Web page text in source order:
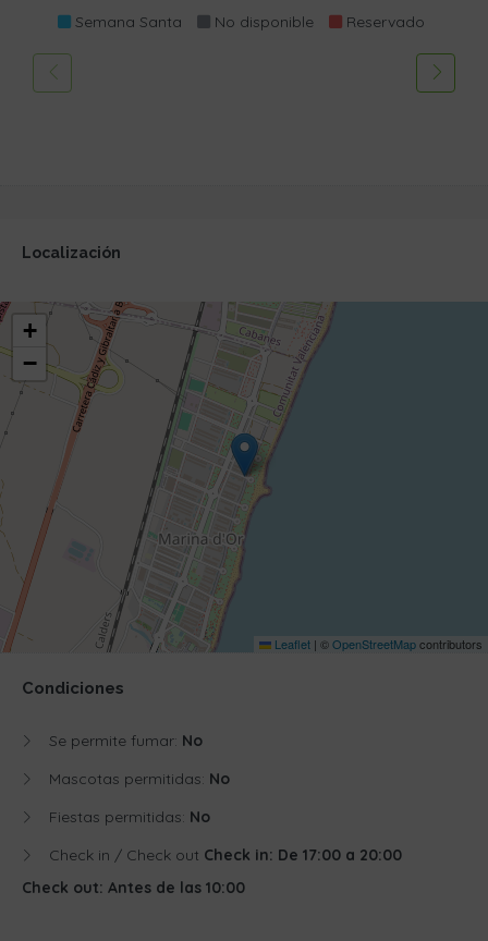
Semana Santa No disponible Reservado
Localización
+
−
Leaflet | ©OpenStreetMapcontributors
Condiciones
Se permite fumar: No
Mascotas permitidas: No
Fiestas permitidas: No
Check in / Check out Check in: De 17:00 a 20:00
Check out: Antes de las 10:00